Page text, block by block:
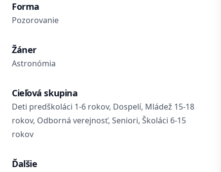
Forma
Pozorovanie
Žáner
Astronómia
Cieľová skupina
Deti predškoláci 1-6 rokov, Dospelí, Mládež 15-18
rokov, Odborná verejnosť, Seniori, Školáci 6-15
rokov
Ďalšie